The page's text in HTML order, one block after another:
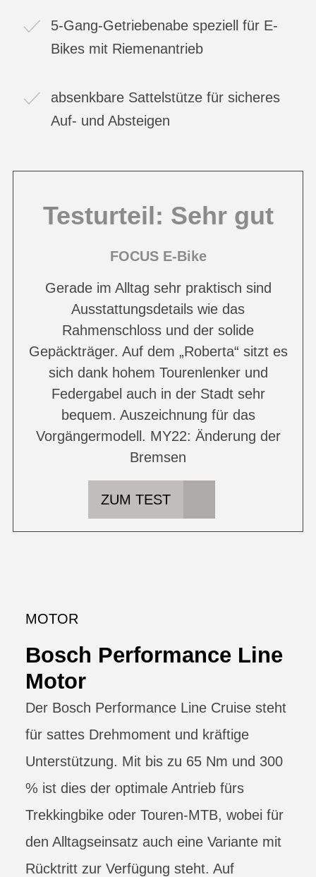
5-Gang-Getriebenabe speziell für E-
Bikes mit Riemenantrieb
absenkbare Sattelstütze für sicheres
Auf- und Absteigen
Testurteil: Sehr gut
FOCUS E-Bike
Gerade im Alltag sehr praktisch sind
Ausstattungsdetails wie das
Rahmenschloss und der solide
Gepäckträger. Auf dem „Roberta“ sitzt es
sich dank hohem Tourenlenker und
Federgabel auch in der Stadt sehr
bequem. Auszeichnung für das
Vorgängermodell. MY22: Änderung der
Bremsen
ZUM TEST
MOTOR
Bosch Performance Line
Motor
Der Bosch Performance Line Cruise steht
für sattes Drehmoment und kräftige
Unterstützung. Mit bis zu 65 Nm und 300
% ist dies der optimale Antrieb fürs
Trekkingbike oder Touren-MTB, wobei für
den Alltagseinsatz auch eine Variante mit
Rücktritt zur Verfügung steht. Auf